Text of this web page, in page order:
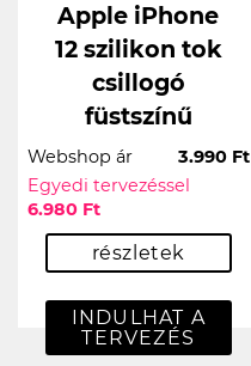
Apple iPhone
12 szilikon tok
csillogó
füstszínű
Webshop ár
3.990 Ft
Egyedi tervezéssel
6.980 Ft
részletek
INDULHAT A
TERVEZÉS